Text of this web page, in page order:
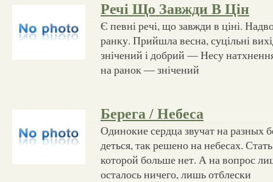
Речі Що Завжди В Цін
Є певні речі, що завжди в ціні.
ранку. Прийшла весна, суцільні
знічений і добрий — Несу
на ранок — знічений
Берега / Небеса
Одинокие сердца звучат на разных
деться, так решено на небесах.
которой больше нет. А на вопрос
осталось ничего, лишь отблески